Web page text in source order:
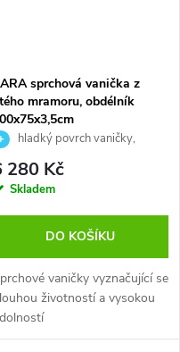
sprchová vanička z
mramoru, obdélník
hladký povrch vaničky,
sprchové vaničky je sada
nastavitelných
280 Kč
Skladem
DO KOŠÍKU
vaničky vyznačující se
životností a vysokou